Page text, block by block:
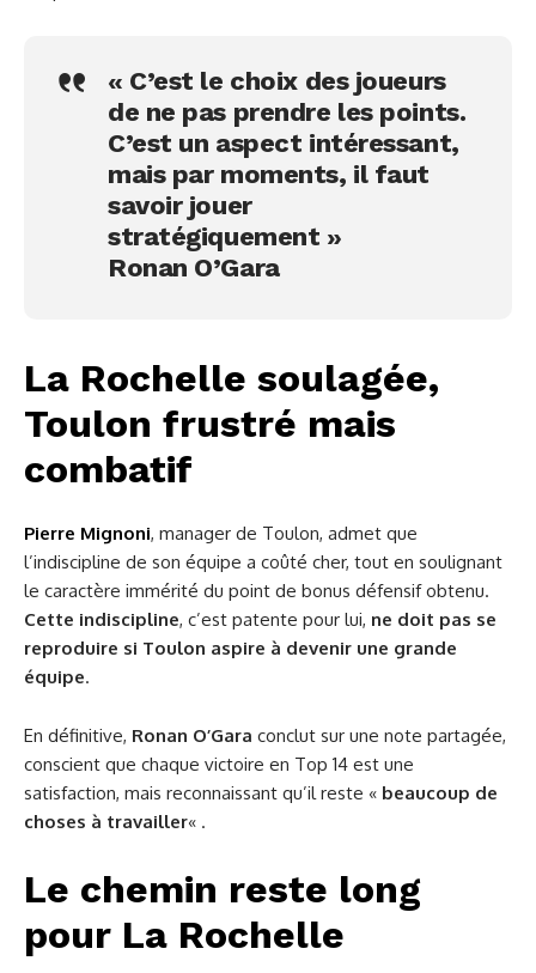
« C’est le choix des joueurs
de ne pas prendre les points.
C’est un aspect intéressant,
mais par moments, il faut
savoir jouer
stratégiquement »
Ronan O’Gara
La Rochelle soulagée,
Toulon frustré mais
combatif
Pierre Mignoni, manager de Toulon, admet que
l’indiscipline de son équipe a coûté cher, tout en soulignant
le caractère immérité du point de bonus défensif obtenu.
Cette indiscipline, c’est patente pour lui, ne doit pas se
reproduire si Toulon aspire à devenir une grande
équipe.
En définitive, Ronan O’Gara conclut sur une note partagée,
conscient que chaque victoire en Top 14 est une
satisfaction, mais reconnaissant qu’il reste « beaucoup de
choses à travailler« .
Le chemin reste long
pour La Rochelle